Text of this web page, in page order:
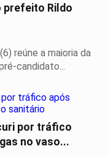
prefeito Rildo
reúne a maioria da
candidato...
por tráfico
no vaso...